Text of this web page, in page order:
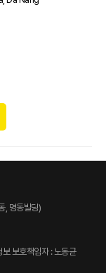
, 명동빌딩)
보 보호책임자 : 노동균